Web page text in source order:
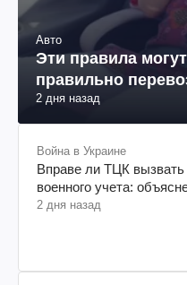
Авто
Эти правила
правильно
2 дня назад
Война в Украине
Вправе ли ТЦК
военного учета:
2 дня назад